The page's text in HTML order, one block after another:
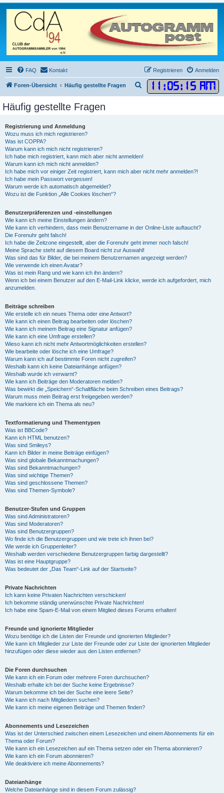
FAQ Kontakt Anmelden
Registrieren
Foren-Übersicht Häufig gestellte Fragen 11 :05: 16 AM
u
Häufig gestellte Fragen
Registrierung und Anmeldung
Wozu muss ich mich registrieren?
Was ist COPPA?
Warum kann ich mich nicht registrieren?
Ich habe mich registriert, kann mich aber nicht anmelden!
Warum kann ich mich nicht anmelden?
Ich habe mich vor einiger Zeit registriert, kann mich aber nicht mehr anmelden?!
Ich habe mein Passwort vergessen!
Warum werde ich automatisch abgemeldet?
Wozu ist die Funktion „Alle Cookies löschen“?
Benutzerpräferenzen und -einstellungen
Wie kann ich meine Einstellungen ändern?
Wie kann ich verhindern, dass mein Benutzername in der Online-Liste auftaucht?
Die Forenuhr geht falsch!
Ich habe die Zeitzone eingestellt, aber die Forenuhr geht immer noch falsch!
Meine Sprache steht auf diesem Board nicht zur Auswahl!
Was sind das für Bilder, die bei meinem Benutzernamen angezeigt werden?
Wie verwende ich einen Avatar?
Was ist mein Rang und wie kann ich ihn ändern?
Wenn ich bei einem Benutzer auf den E-Mail-Link klicke, werde ich aufgefordert, mich
anzumelden.
Beiträge schreiben
Wie erstelle ich ein neues Thema oder eine Antwort?
Wie kann ich einen Beitrag bearbeiten oder löschen?
Wie kann ich meinem Beitrag eine Signatur anfügen?
Wie kann ich eine Umfrage erstellen?
Wieso kann ich nicht mehr Antwortmöglichkeiten erstellen?
Wie bearbeite oder lösche ich eine Umfrage?
Warum kann ich auf bestimmte Foren nicht zugreifen?
Weshalb kann ich keine Dateianhänge anfügen?
Weshalb wurde ich verwarnt?
Wie kann ich Beiträge den Moderatoren melden?
Was bewirkt die „Speichern“-Schaltfläche beim Schreiben eines Beitrags?
Warum muss mein Beitrag erst freigegeben werden?
Wie markiere ich ein Thema als neu?
Textformatierung und Thementypen
Was ist BBCode?
Kann ich HTML benutzen?
Was sind Smileys?
Kann ich Bilder in meine Beiträge einfügen?
Was sind globale Bekanntmachungen?
Was sind Bekanntmachungen?
Was sind wichtige Themen?
Was sind geschlossene Themen?
Was sind Themen-Symbole?
Benutzer-Stufen und Gruppen
Was sind Administratoren?
Was sind Moderatoren?
Was sind Benutzergruppen?
Wo finde ich die Benutzergruppen und wie trete ich ihnen bei?
Wie werde ich Gruppenleiter?
Weshalb werden verschiedene Benutzergruppen farbig dargestellt?
Was ist eine Hauptgruppe?
Was bedeutet der „Das Team“-Link auf der Startseite?
Private Nachrichten
Ich kann keine Privaten Nachrichten verschicken!
Ich bekomme ständig unerwünschte Private Nachrichten!
Ich habe eine Spam-E-Mail von einem Mitglied dieses Forums erhalten!
Freunde und ignorierte Mitglieder
Wozu benötige ich die Listen der Freunde und ignorierten Mitglieder?
Wie kann ich Mitglieder zur Liste der Freunde oder zur Liste der ignorierten Mitglieder
hinzufügen oder diese wieder aus den Listen entfernen?
Die Foren durchsuchen
Wie kann ich ein Forum oder mehrere Foren durchsuchen?
Weshalb erhalte ich bei der Suche keine Ergebnisse?
Warum bekomme ich bei der Suche eine leere Seite?
Wie kann ich nach Mitgliedern suchen?
Wie kann ich meine eigenen Beiträge und Themen finden?
Abonnements und Lesezeichen
Was ist der Unterschied zwischen einem Lesezeichen und einem Abonnements für ein
Thema oder Forum?
Wie kann ich ein Lesezeichen auf ein Thema setzen oder ein Thema abonnieren?
Wie kann ich ein Forum abonnieren?
Wie deaktiviere ich meine Abonnements?
Dateianhänge
Welche Dateianhänge sind in diesem Forum zulässig?